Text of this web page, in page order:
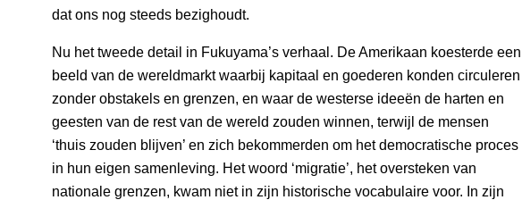
dat ons nog steeds bezighoudt.
Nu het tweede detail in Fukuyama’s verhaal. De Amerikaan koesterde een
beeld van de wereldmarkt waarbij kapitaal en goederen konden circuleren
zonder obstakels en grenzen, en waar de westerse ideeën de harten en
geesten van de rest van de wereld zouden winnen, terwijl de mensen
‘thuis zouden blijven’ en zich bekommerden om het democratische proces
in hun eigen samenleving. Het woord ‘migratie’, het oversteken van
nationale grenzen, kwam niet in zijn historische vocabulaire voor. In zijn